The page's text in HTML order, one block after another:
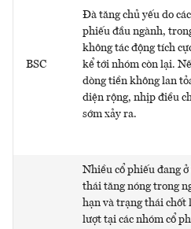
BSC
Đà tăng chủ yếu do
phiếu đầu ngành,
không tác động tích
kể tới nhóm còn lại.
dòng tiền không lan
diện rộng, nhịp điều
sớm xảy ra.
Nhiều cổ phiếu đang
thái tăng nóng trong
hạn và trạng thái chốt
lượt tại các nhóm cổ